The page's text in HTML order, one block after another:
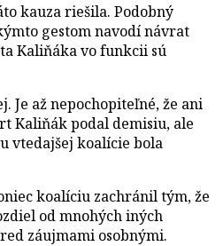
kauza riešila. Podobný
gestom navodí návrat
Kaliňáka vo funkcii sú
Je až nepochopiteľné, že ani
Kaliňák podal demisiu, ale
vtedajšej koalície bola
koalíciu zachránil tým, že
od mnohých iných
záujmami osobnými.